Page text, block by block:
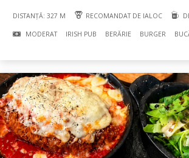
DISTANȚĂ: 327 M RECOMANDAT DE IALOC
MODERAT IRISH PUB BERĂRIE BURGER